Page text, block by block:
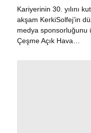
Kariyerinin 30. yılını
akşam KerkiSolfej’in
medya sponsorluğunu
Çeşme Açık Hava…